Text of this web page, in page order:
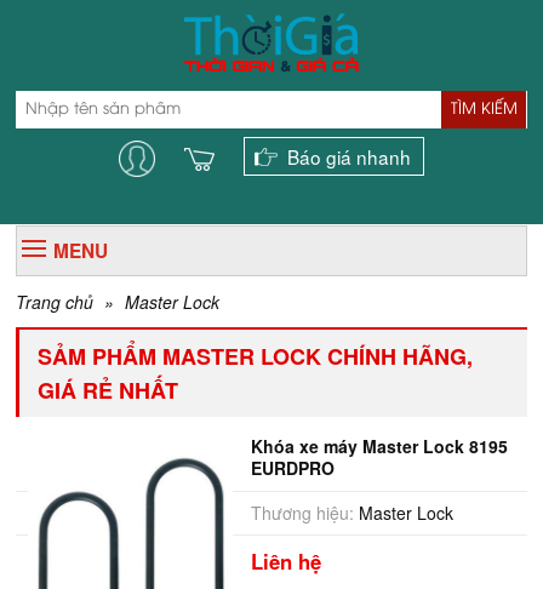
TÌM KIẾM
Báo giá nhanh
MENU
Trang chủ » Master Lock
SẢM PHẨM MASTER LOCK CHÍNH HÃNG,
GIÁ RẺ NHẤT
Khóa xe máy Master Lock 8195
EURDPRO
Thương hiệu: Master Lock
Liên hệ